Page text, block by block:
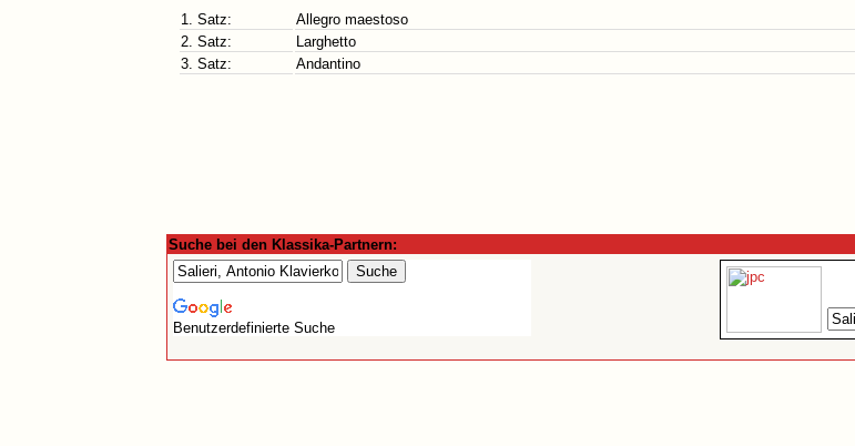
1. Satz:
Allegro maestoso
2. Satz:
Larghetto
3. Satz:
Andantino
Suche bei den Klassika-Partnern:
Benutzerdefinierte Suche